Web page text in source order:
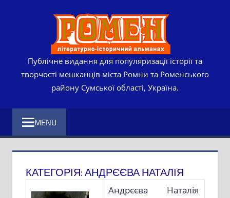
Публічне видання для популяризації історії та
творчості мешканців міста Ромни та Роменського
району Сумської області, Україна.
MENU
КАТЕГОРІЯ:АНДРЄЄВА НАТАЛІЯ
Андрєєва Наталія